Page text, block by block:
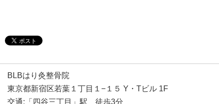
BLBはり灸整骨院
東京都新宿区若葉１丁目１−１５ Y・Tビル 1F
交通:「四谷三丁目」駅 徒歩3分